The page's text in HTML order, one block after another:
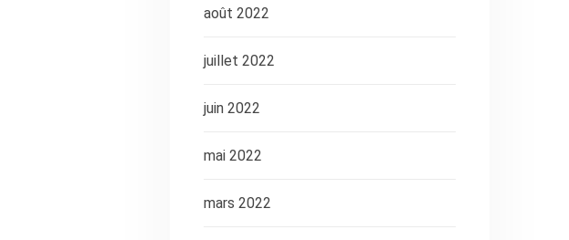
août 2022
juillet 2022
juin 2022
mai 2022
mars 2022